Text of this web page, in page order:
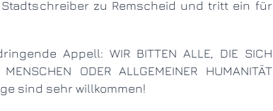
zu Remscheid und tritt ein für
ODER ALLGEMEINER HUMANITÄT
sind sehr willkommen!